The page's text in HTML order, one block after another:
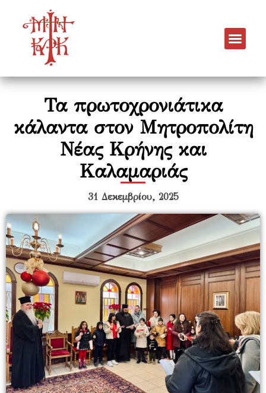
Τα πρωτοχρονιάτικα
κάλαντα στον Μητροπολίτη
Νέας Κρήνης και
Καλαμαριάς
31 Δεκεμβρίου, 2025